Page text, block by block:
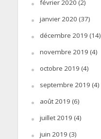
février 2020 (2)
janvier 2020 (37)
décembre 2019 (14)
novembre 2019 (4)
octobre 2019 (4)
septembre 2019 (4)
août 2019 (6)
juillet 2019 (4)
juin 2019 (3)